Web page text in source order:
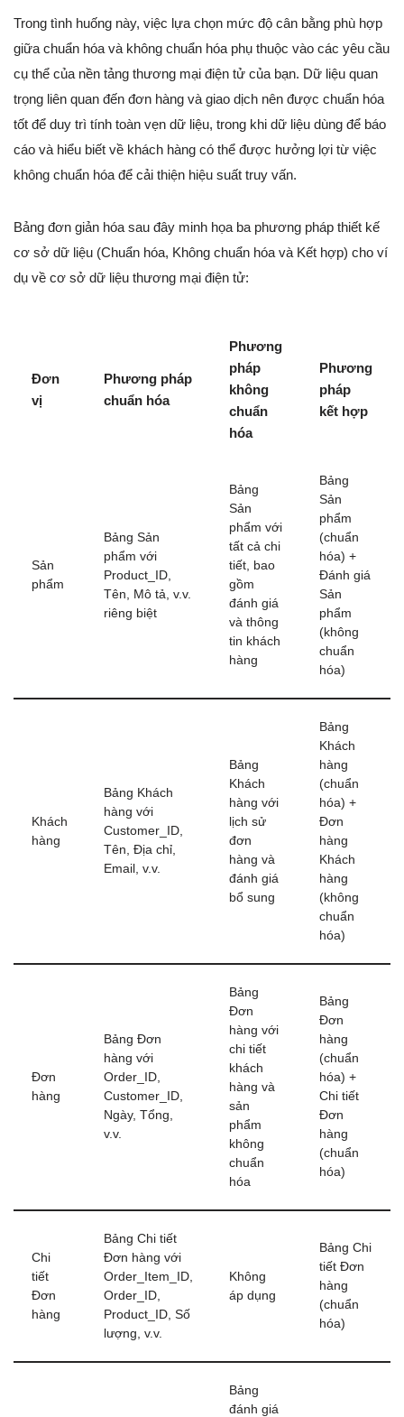
Trong tình huống này, việc lựa chọn mức độ cân bằng phù hợp
giữa chuẩn hóa và không chuẩn hóa phụ thuộc vào các yêu cầu
cụ thể của nền tảng thương mại điện tử của bạn. Dữ liệu quan
trọng liên quan đến đơn hàng và giao dịch nên được chuẩn hóa
tốt để duy trì tính toàn vẹn dữ liệu, trong khi dữ liệu dùng để báo
cáo và hiểu biết về khách hàng có thể được hưởng lợi từ việc
không chuẩn hóa để cải thiện hiệu suất truy vấn.
Bảng đơn giản hóa sau đây minh họa ba phương pháp thiết kế
cơ sở dữ liệu (Chuẩn hóa, Không chuẩn hóa và Kết hợp) cho ví
dụ về cơ sở dữ liệu thương mại điện tử:
Đơn
vị
Phương pháp
chuẩn hóa
Phương
pháp
không
chuẩn
hóa
Phương
pháp
kết hợp
Sản
phẩm
Bảng Sản
phẩm với
Product_ID,
Tên, Mô tả, v.v.
riêng biệt
Bảng
Sản
phẩm với
tất cả chi
tiết, bao
gồm
đánh giá
và thông
tin khách
hàng
Bảng
Sản
phẩm
(chuẩn
hóa) +
Đánh giá
Sản
phẩm
(không
chuẩn
hóa)
Khách
hàng
Bảng Khách
hàng với
Customer_ID,
Tên, Địa chỉ,
Email, v.v.
Bảng
Khách
hàng với
lịch sử
đơn
hàng và
đánh giá
bổ sung
Bảng
Khách
hàng
(chuẩn
hóa) +
Đơn
hàng
Khách
hàng
(không
chuẩn
hóa)
Đơn
hàng
Bảng Đơn
hàng với
Order_ID,
Customer_ID,
Ngày, Tổng,
v.v.
Bảng
Đơn
hàng với
chi tiết
khách
hàng và
sản
phẩm
không
chuẩn
hóa
Bảng
Đơn
hàng
(chuẩn
hóa) +
Chi tiết
Đơn
hàng
(chuẩn
hóa)
Chi
tiết
Đơn
hàng
Bảng Chi tiết
Đơn hàng với
Order_Item_ID,
Order_ID,
Product_ID, Số
lượng, v.v.
Không
áp dụng
Bảng Chi
tiết Đơn
hàng
(chuẩn
hóa)
Bảng
đánh giá